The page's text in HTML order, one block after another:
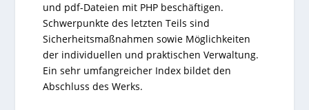
und pdf-Dateien mit PHP beschäftigen.
Schwerpunkte des letzten Teils sind
Sicherheitsmaßnahmen sowie Möglichkeiten
der individuellen und praktischen Verwaltung.
Ein sehr umfangreicher Index bildet den
Abschluss des Werks.